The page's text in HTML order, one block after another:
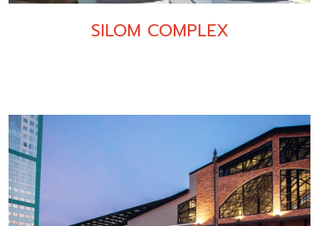
SILOM COMPLEX